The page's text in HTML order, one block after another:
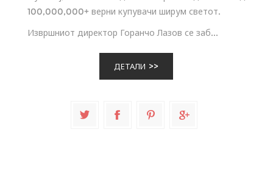
100,000,000+ верни купувачи ширум светот.
Извршниот директор Горанчо Лазов се заб...
ДЕТАЛИ